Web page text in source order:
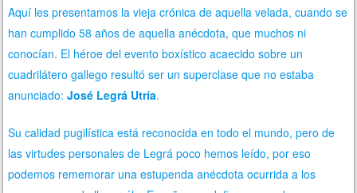
Aquí les presentamos la vieja crónica de aquella velada, cuando se
han cumplido 58 años de aquella anécdota, que muchos ni
conocían. El héroe del evento boxístico acaecido sobre un
cuadrilátero gallego resultó ser un superclase que no estaba
anunciado:José Legrá Utría.
Su calidad pugilística está reconocida en todo el mundo, pero de
las virtudes personales de Legrá poco hemos leído, por eso
podemos rememorar una estupenda anécdota ocurrida a los